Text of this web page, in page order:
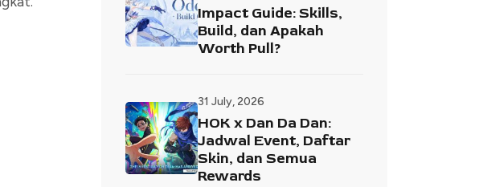
Impact Guide: Skills,
Build, dan Apakah
Worth Pull?
31 July, 2026
HOK x Dan Da Dan:
Jadwal Event, Daftar
Skin, dan Semua
Rewards